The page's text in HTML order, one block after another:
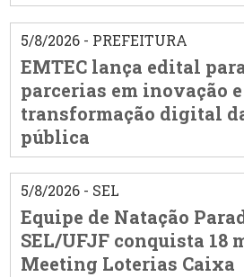
5/8/2026 - PREFEITURA
EMTEC lança edital
parcerias em inovação
transformação digital
pública
5/8/2026 - SEL
Equipe de Natação
SEL/UFJF conquista 18
Meeting Loterias Caixa